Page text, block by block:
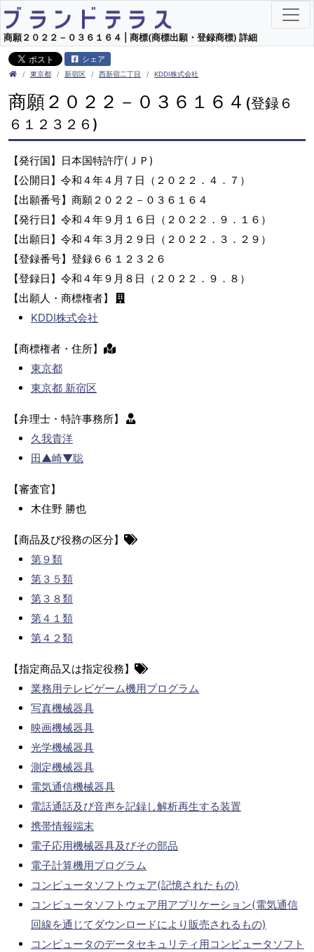
商願２０２２－０３６１６４ | 商標(商標出願・登録商標) 詳細
シェア
東京都 新宿区 西新宿二丁目 KDDI株式会社
商願２０２２－０３６１６４ (登録６
６１２３２６)
【発行国】日本国特許庁(ＪＰ)
【公開日】令和４年４月７日（２０２２．４．７）
【出願番号】商願２０２２－０３６１６４
【発行日】令和４年９月１６日（２０２２．９．１６）
【出願日】令和４年３月２９日（２０２２．３．２９）
【登録番号】登録６６１２３２６
【登録日】令和４年９月８日（２０２２．９．８）
【出願人・商標権者】
KDDI株式会社
【商標権者・住所】
東京都
東京都 新宿区
【弁理士・特許事務所】
久我貴洋
田▲崎▼聡
【審査官】
木住野 勝也
【商品及び役務の区分】
第９類
第３５類
第３８類
第４１類
第４２類
【指定商品又は指定役務】
業務用テレビゲーム機用プログラム
写真機械器具
映画機械器具
光学機械器具
測定機械器具
電気通信機械器具
電話通話及び音声を記録し解析再生する装置
携帯情報端末
電子応用機械器具及びその部品
電子計算機用プログラム
コンピュータソフトウェア(記憶されたもの)
コンピュータソフトウェア用アプリケーション(電気通信
回線を通じてダウンロードにより販売されるもの)
コンピュータのデータセキュリティ用コンピュータソフト